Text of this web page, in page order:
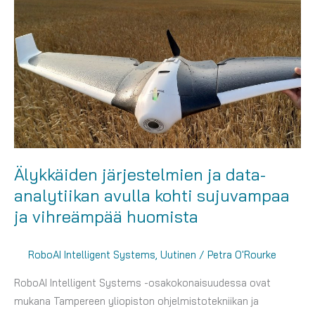
avulla
Älykkäiden järjestelmien ja data-
analytiikan avulla kohti sujuvampaa
ja vihreämpää huomista
RoboAI Intelligent Systems, Uutinen / Petra O'Rourke
RoboAI Intelligent Systems -osakokonaisuudessa ovat
mukana Tampereen yliopiston ohjelmistotekniikan ja